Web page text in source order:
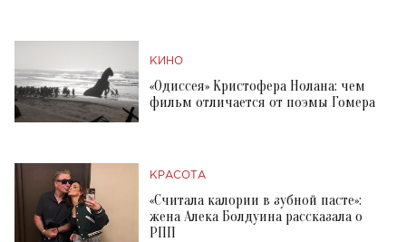
КИНО
«Одиссея» Кристофера Нолана: чем
фильм отличается от поэмы Гомера
КРАСОТА
«Считала калории в зубной пасте»:
жена Алека Болдуина рассказала о
РПП